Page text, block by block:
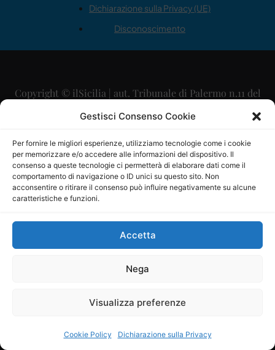
Gestisci Consenso Cookie
Per fornire le migliori esperienze, utilizziamo tecnologie come i cookie
per memorizzare e/o accedere alle informazioni del dispositivo. Il
consenso a queste tecnologie ci permetterà di elaborare dati come il
comportamento di navigazione o ID unici su questo sito. Non
acconsentire o ritirare il consenso può influire negativamente su alcune
caratteristiche e funzioni.
Accetta
Nega
Visualizza preferenze
Cookie Policy Dichiarazione sulla Privacy
Dichiarazione sulla Privacy (UE)
Disconoscimento
Copyright © ilSicilia | aut. Tribunale di Palermo n.11 del
29/09/2015
Direttore Editoriale: Maurizio Scaglione
Direttore Responsabile: Maria Calabrese
P.IVA: 06334930820
Mercurio Comunicazione Società Cooperativa a r.l. è
iscritta al Registro degli Operatori di Comunicazione al
Sito gestito daLa Digitale srl–info@ladigitale.it